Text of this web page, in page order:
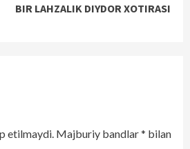
BIR LAHZALIK DIYDOR XOTIRASI
etilmaydi. Majburiy bandlar* bilan